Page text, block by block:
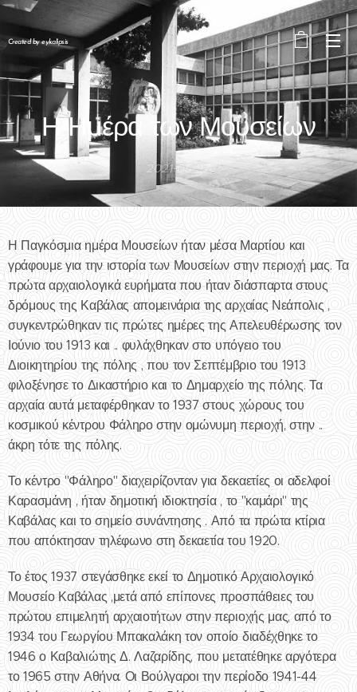
Created by eykalipsis
Η Ημέρα των Μουσείων
2021-05-27
Η Παγκόσμια ημέρα Μουσείων ήταν μέσα Μαρτίου και
γράφουμε για την ιστορία των Μουσείων στην περιοχή μας. Τα
πρώτα αρχαιολογικά ευρήματα που ήταν διάσπαρτα στους
δρόμους της Καβάλας απομεινάρια της αρχαίας Νεάπολις ,
συγκεντρώθηκαν τις πρώτες ημέρες της Απελευθέρωσης τον
Ιούνιο του 1913 και .. φυλάχθηκαν στο υπόγειο του
Διοικητηρίου της πόλης , που τον Σεπτέμβριο του 1913
φιλοξένησε το Δικαστήριο και το Δημαρχείο της πόλης. Τα
αρχαία αυτά μεταφέρθηκαν το 1937 στους χώρους του
κοσμικού κέντρου Φάληρο στην ομώνυμη περιοχή, στην ..
άκρη τότε της πόλης.
Το κέντρο "Φάληρο" διαχειρίζονταν για δεκαετίες οι αδελφοί
Καρασμάνη , ήταν δημοτική ιδιοκτησία , το "καμάρι" της
Καβάλας και το σημείο συνάντησης . Από τα πρώτα κτίρια
που απόκτησαν τηλέφωνο στη δεκαετία του 1920.
Το έτος 1937 στεγάσθηκε εκεί το Δημοτικό Αρχαιολογικό
Μουσείο Καβάλας ,μετά από επίπονες προσπάθειες του
πρώτου επιμελητή αρχαιοτήτων στην περιοχής μας, από το
1934 του Γεωργίου Μπακαλάκη τον οποίο διαδέχθηκε το
1946 ο Καβαλιώτης Δ. Λαζαρίδης, που μετατέθηκε αργότερα
το 1965 στην Αθήνα. Οι Βούλγαροι την περίοδο 1941-44